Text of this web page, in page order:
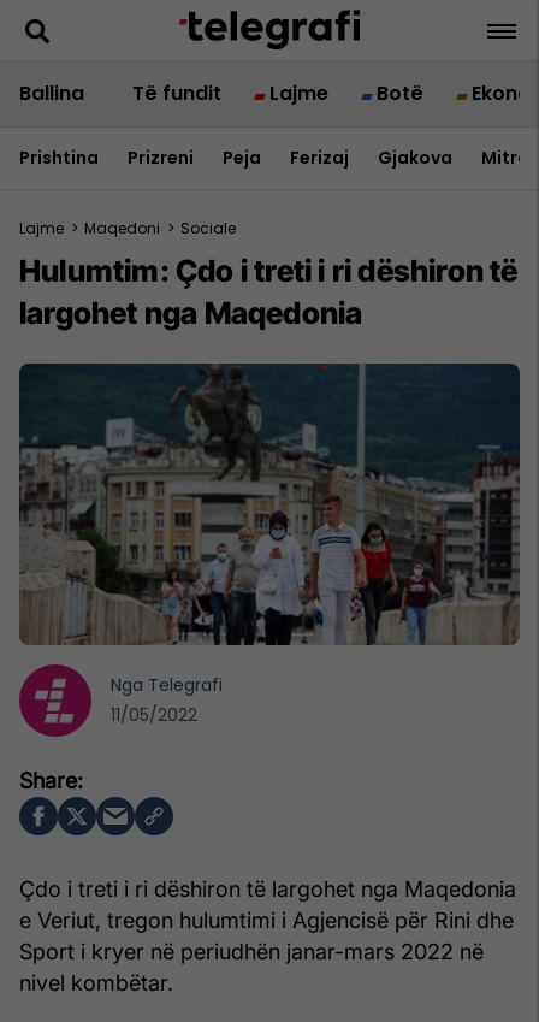
Ballina Të fundit Lajme Botë
Prishtina Prizreni Peja Ferizaj Gjakova
Lajme > Maqedoni > Sociale
Hulumtim: Çdo i treti i ri dëshiron të
largohet nga Maqedonia
Çdo i treti i ri dëshiron të largohet nga Maqedonia
e Veriut, tregon hulumtimi i Agjencisë për Rini dhe
Sport i kryer në periudhën janar-mars 2022 në
nivel kombëtar.
Nga Telegrafi
11/05/2022